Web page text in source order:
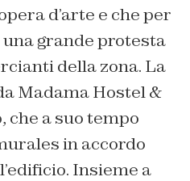
d’arte e che per
grande protesta
della zona. La
Madama Hostel &
che a suo tempo
in accordo
Insieme a